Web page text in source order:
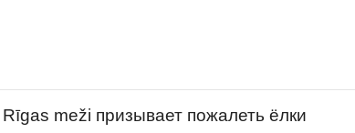
Rīgas meži призывает пожалеть ёлки